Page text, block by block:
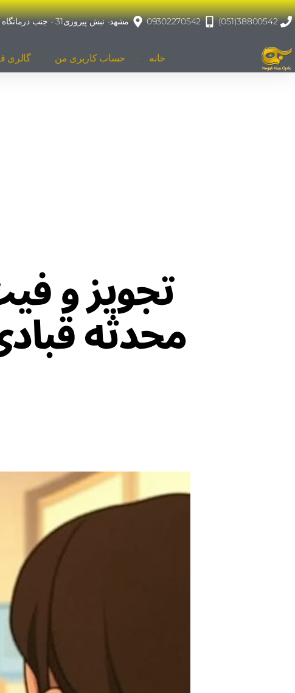
38800542(051)
09302270542 مشهد- نبش پیروزی31 - جنب درمانگاه پیروزی
خانه حساب کاربری من گالری
تجویز و
محدثه